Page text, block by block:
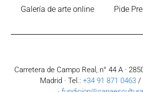
Galería de arte online Pide
Carretera de Campo Real, n° 44 A ·
Madrid · Tel.: +34 91 871 0463/